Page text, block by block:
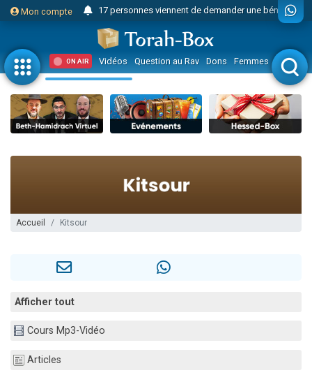
Mon compte
Il reste 49 places pour étudier en groupe sur Zoom
23 personnes viennent de faire un don pour Diane, 80 ans, dans un appartement insalubre
4 personnes viennent de nous rejoindre sur WhatsApp
3 personnes viennent de nous rejoindre sur WhatsApp
2 personnes viennent de nous rejoindre sur WhatsApp
Il reste 49 places pour étudier en groupe sur Zoom
ON AIR Vidéos Question au Rav Dons Femmes Enfants
Accueil Kitsour
Afficher tout
Cours Mp3-Vidéo
Articles